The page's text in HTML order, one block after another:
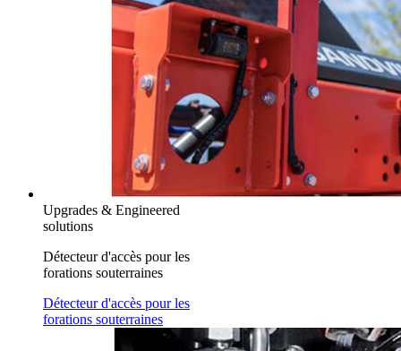
Upgrades & Engineered
solutions
Détecteur d'accès pour les
forations souterraines
Détecteur d'accès pour les
forations souterraines